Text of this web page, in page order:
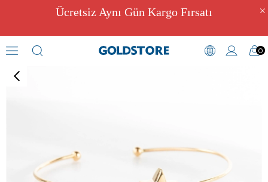
Ücretsiz Aynı Gün Kargo Fırsatı
0
Kül Hazneli Takılar